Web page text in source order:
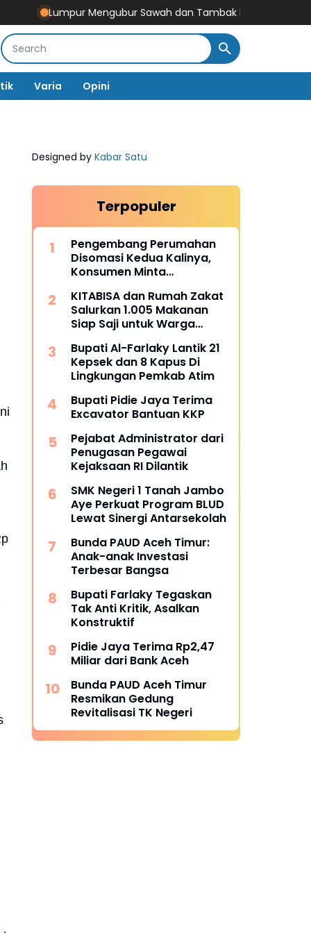
Lumpur Mengubur Sawah dan Tambak Pidie Jaya, Bupati
Varia Opini
Designed by Kabar Satu
Terpopuler
Pengembang Perumahan
Disomasi Kedua Kalinya,
Konsumen Minta
Juta
KITABISA dan Rumah Zakat
Salurkan 1.005 Makanan
Siap Saji untuk Warga
Bupati Al-Farlaky Lantik 21
Kepsek dan 8 Kapus Di
Lingkungan Pemkab Atim
Bupati Pidie Jaya Terima
Excavator Bantuan KKP
Pejabat Administrator dari
Penugasan Pegawai
Kejaksaan RI Dilantik
SMK Negeri 1 Tanah Jambo
Aye Perkuat Program BLUD
Lewat Sinergi Antarsekolah
Bunda PAUD Aceh Timur:
Anak-anak Investasi
Terbesar Bangsa
Bupati Farlaky Tegaskan
Tak Anti Kritik, Asalkan
Konstruktif
Pidie Jaya Terima Rp2,47
Miliar dari Bank Aceh
Bunda PAUD Aceh Timur
Resmikan Gedung
Revitalisasi TK Negeri